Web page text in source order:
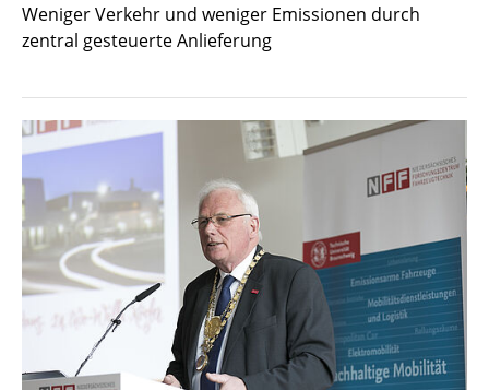
Weniger Verkehr und weniger Emissionen durch
zentral gesteuerte Anlieferung